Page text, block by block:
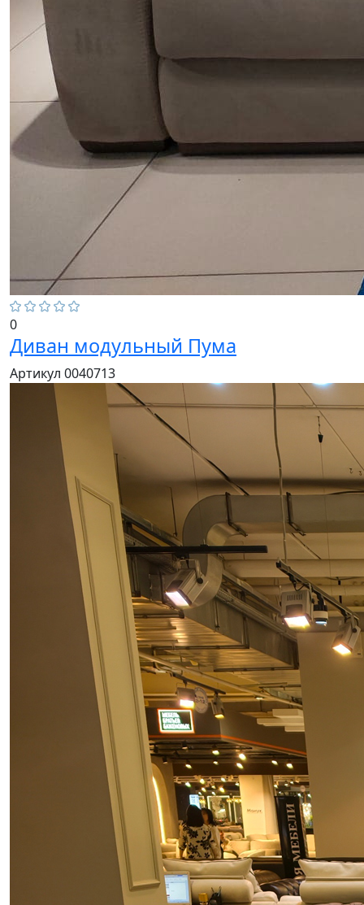
0
Диван модульный Пума
Артикул 0040713